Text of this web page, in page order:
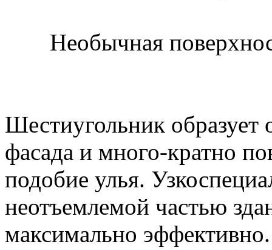
Необычная
Шестиугольник
фасада и много-кратно
подобие улья.
неотъемлемой частью
максимально